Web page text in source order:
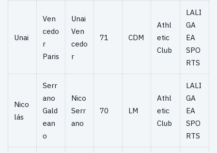
Unai
Ven
cedo
r
Paris
Unai
Ven
cedo
r
71 CDM
Athl
etic
Club
LALI
GA
EA
SPO
RTS
Nico
lás
Serr
ano
Gald
ean
o
Nico
Serr
ano
70 LM
Athl
etic
Club
LALI
GA
EA
SPO
RTS